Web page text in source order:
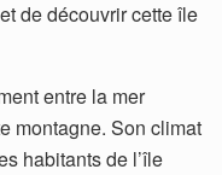
de découvrir cette île
entre la mer
montagne. Son climat
habitants de l’île